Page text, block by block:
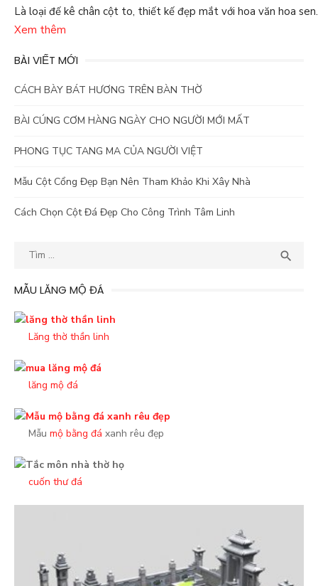
Là loại đế kê chân cột to, thiết kế đẹp mắt với hoa văn hoa
Xem thêm
BÀI VIẾT MỚI
CÁCH BÀY BÁT HƯƠNG TRÊN BÀN THỜ
BÀI CÚNG CƠM HÀNG NGÀY CHO NGƯỜI MỚI MẤT
PHONG TỤC TANG MA CỦA NGƯỜI VIỆT
Mẫu Cột Cổng Đẹp Bạn Nên Tham Khảo Khi Xây Nhà
Cách Chọn Cột Đá Đẹp Cho Công Trình Tâm Linh
tìm
cho:

MẪU LĂNG MỘ ĐÁ
Lăng thờ thần linh
lăng mộ đá
Mẫu mộ bằng đá xanh rêu đẹp
cuốn thư đá